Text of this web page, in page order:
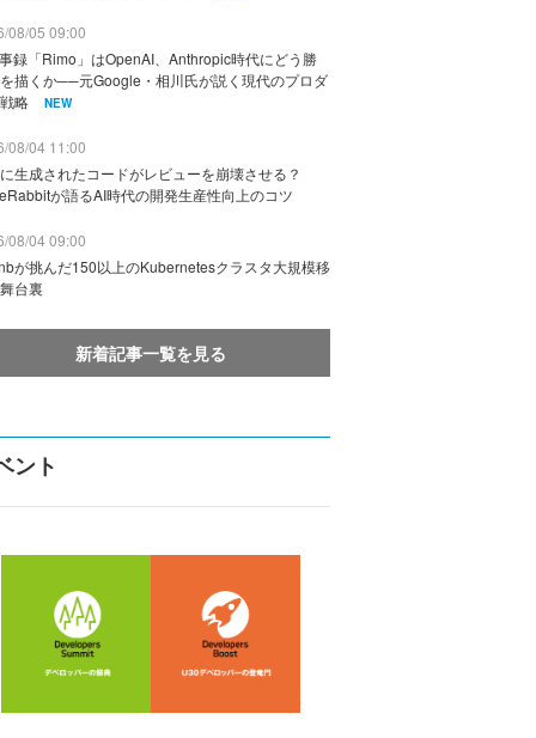
08/05 09:00
録「Rimo」はOpenAI、Anthropic時代にどう勝
描くか──元Google・相川氏が説く現代のプロダ
略
NEW
08/04 11:00
生成されたコードがレビューを崩壊させる？
が語るAI時代の開発生産性向上のコツ
08/04 09:00
が挑んだ150以上のKubernetesクラスタ大規模移
台裏
新着記事一覧を見る
ント